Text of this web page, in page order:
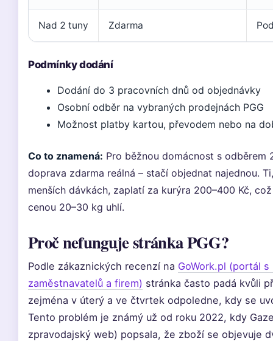
Nad 2 tuny Zdarma
Podmínky dodání
Dodání do 3 pracovních dnů od objednávky
Osobní odběr na vybraných prodejnách PGG
Možnost platby kartou, převodem nebo na
Co to znamená: Pro běžnou domácnost s odběrem
doprava zdarma reálná – stačí objednat najednou.
menších dávkách, zaplatí za kurýra 200–400 Kč,
cenou 20–30 kg uhlí.
Proč nefunguje stránka PGG?
Podle zákaznických recenzí na GoWork.pl (portál
zaměstnavatelů a firem) stránka často padá kvůli
zejména v úterý a ve čtvrtek odpoledne, kdy se
Tento problém je známý už od roku 2022, kdy
zpravodajský web) popsala, že zboží se objevuje